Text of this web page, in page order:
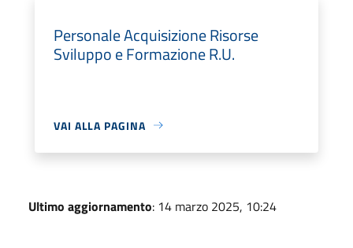
Personale Acquisizione Risorse
Sviluppo e Formazione R.U.
VAI ALLA PAGINA
Ultimo aggiornamento: 14 marzo 2025, 10:24